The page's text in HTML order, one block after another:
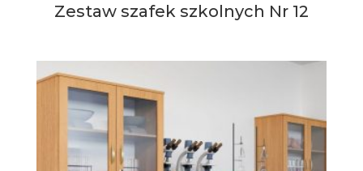
Zestaw szafek szkolnych Nr 12